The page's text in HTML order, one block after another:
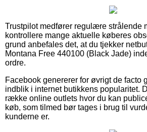
Trustpilot medfører regulære strålende
kontrollere mange aktuelle køberes
grund anbefales det, at du tjekker
Montana Free 440100 (Black Jade)
ordre.
Facebook genererer for øvrigt de facto
indblik i internet butikkens popularitet.
række online outlets hvor du kan
køb, som tilmed bør tages i brug til
kunderne er.